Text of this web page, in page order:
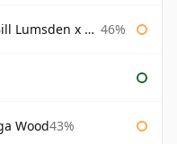
x Azuma Makoto 46%
Wood43%